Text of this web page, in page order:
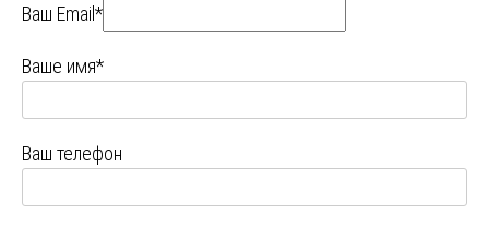
Ваш Email*
Ваше имя*
Ваш телефон